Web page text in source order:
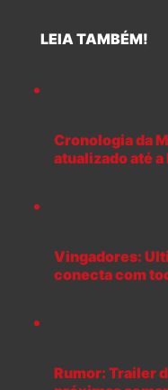
LEIA TAMBÉM!
Cronologia da
atualizado até a
Vingadores:
conecta com
Rumor: Trailer